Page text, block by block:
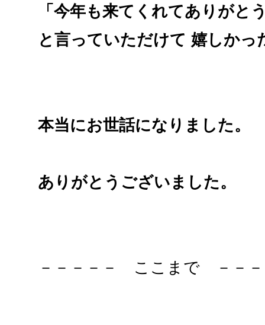
「今年も来てくれてありがと
と言っていただけて 嬉しかっ
本当にお世話になりました。
ありがとうございました。
－－－－－ ここまで －－－